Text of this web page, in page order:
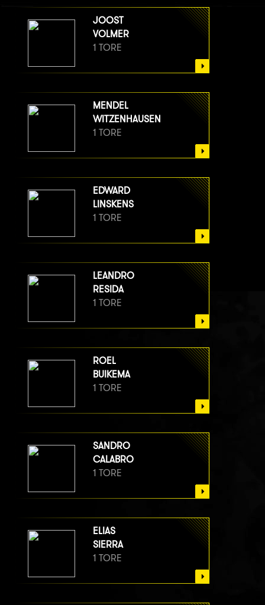
JOOST
VOLMER
1 TORE
MENDEL
WITZENHAUSEN
1 TORE
EDWARD
LINSKENS
1 TORE
LEANDRO
RESIDA
1 TORE
ROEL
BUIKEMA
1 TORE
SANDRO
CALABRO
1 TORE
ELIAS
SIERRA
1 TORE